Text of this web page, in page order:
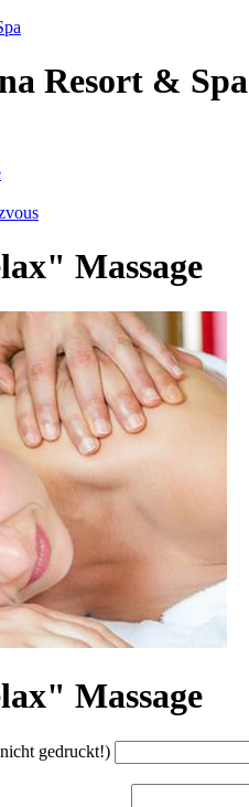
Resort & Spa
Massage
Massage
gedruckt!)